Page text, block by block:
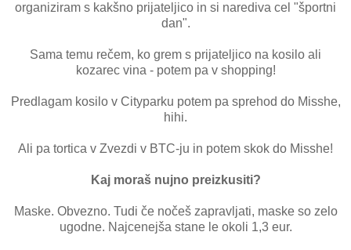
organiziram s kakšno prijateljico in si narediva cel "športni
dan".
Sama temu rečem, ko grem s prijateljico na kosilo ali
kozarec vina - potem pa v shopping!
Predlagam kosilo v Cityparku potem pa sprehod do Misshe,
hihi.
Ali pa tortica v Zvezdi v BTC-ju in potem skok do Misshe!
Kaj moraš nujno preizkusiti?
Maske. Obvezno. Tudi če nočeš zapravljati, maske so zelo
ugodne. Najcenejša stane le okoli 1,3 eur.